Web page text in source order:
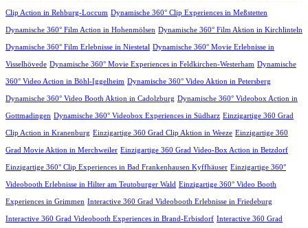
Clip Action in Rehburg-Loccum Dynamische 360° Clip Experiences in Meßstetten
Dynamische 360° Film Action in Hohenmölsen Dynamische 360° Film Aktion in Kirchlinteln
Dynamische 360° Film Erlebnisse in Niestetal Dynamische 360° Movie Erlebnisse in
Visselhövede Dynamische 360° Movie Experiences in Feldkirchen-Westerham Dynamische
360° Video Action in Böhl-Iggelheim Dynamische 360° Video Aktion in Petersberg
Dynamische 360° Video Booth Aktion in Cadolzburg Dynamische 360° Videobox Action in
Gottmadingen Dynamische 360° Videobox Experiences in Südharz Einzigartige 360 Grad
Clip Action in Kranenburg Einzigartige 360 Grad Clip Aktion in Weeze Einzigartige 360
Grad Movie Aktion in Merchweiler Einzigartige 360 Grad Video-Box Action in Betzdorf
Einzigartige 360° Clip Experiences in Bad Frankenhausen Kyffhäuser Einzigartige 360°
Videobooth Erlebnisse in Hilter am Teutoburger Wald Einzigartige 360° Video Booth
Experiences in Grimmen Interactive 360 Grad Videobooth Erlebnisse in Friedeburg
Interactive 360 Grad Videobooth Experiences in Brand-Erbisdorf Interactive 360 Grad